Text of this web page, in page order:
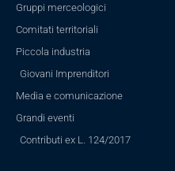
Gruppi merceologici
Comitati territoriali
Piccola industria
Giovani Imprenditori
Media e comunicazione
Grandi eventi
Contributi ex L. 124/2017